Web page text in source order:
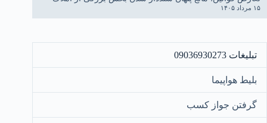
۱۵ مرداد ۱۴۰۵
تبلیغات 09036930273
بلیط هواپیما
گرفتن جواز کسب